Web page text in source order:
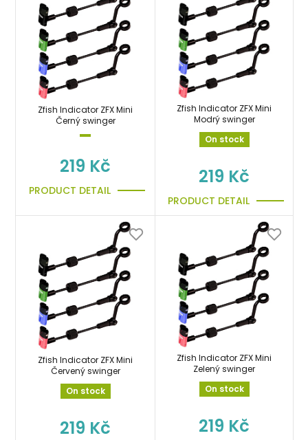
Zfish Indicator ZFX Mini
Černý swinger
219 Kč
PRODUCT DETAIL
Zfish Indicator ZFX Mini
Modrý swinger
On stock
219 Kč
PRODUCT DETAIL
Zfish Indicator ZFX Mini
Červený swinger
On stock
219 Kč
Zfish Indicator ZFX Mini
Zelený swinger
On stock
219 Kč